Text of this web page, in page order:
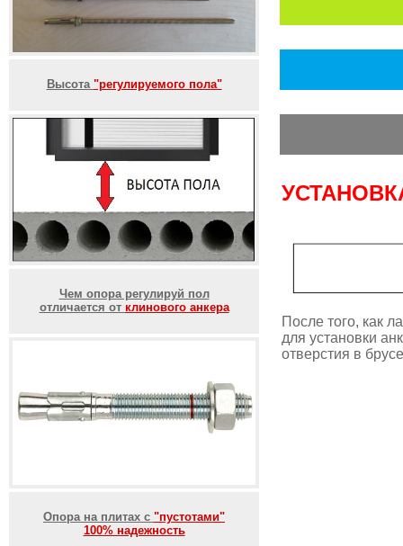
Высота "регулируемого пола"
Чем опора регулируй пол
отличается от клинового анкера
Опора на плитах с "пустотами"
100% надежность
После того, как
для установки
отверстия в